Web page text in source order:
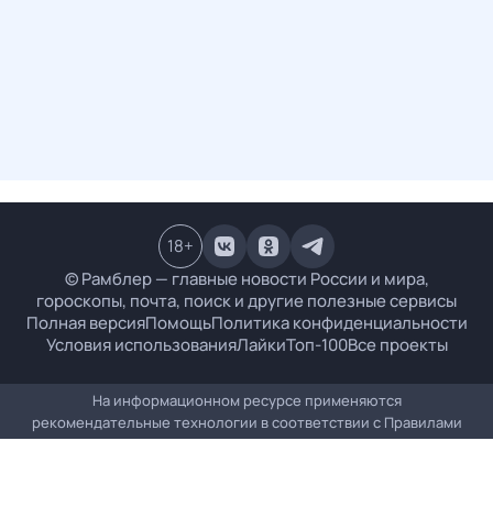
© Рамблер — главные новости России и мира,
гороскопы, почта, поиск и другие полезные сервисы
Полная версияПомощьПолитика конфиденциальности
Условия использованияЛайкиТоп-100Все проекты
18+
На информационном ресурсе применяются
рекомендательные технологии в соответствии с Правилами